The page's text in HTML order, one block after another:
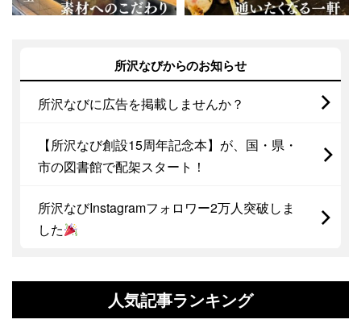
所沢なびからのお知らせ
所沢なびに広告を掲載しませんか？
【所沢なび創設15周年記念本】が、国・県・
市の図書館で配架スタート！
所沢なびInstagramフォロワー2万人突破しま
した
人気記事ランキング